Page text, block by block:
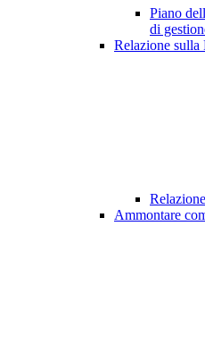
Piano
di
Relazione sulla
Ammontare